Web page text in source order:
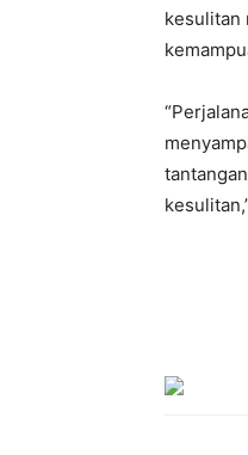
kesulitan